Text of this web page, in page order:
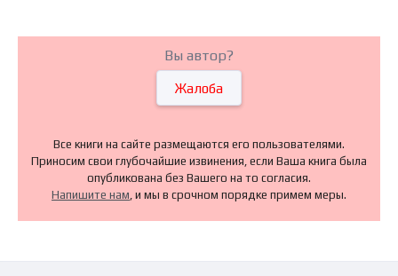
Вы автор?
Жалоба
Все книги на сайте размещаются его пользователями.
Приносим свои глубочайшие извинения, если Ваша книга была
опубликована без Вашего на то согласия.
Напишите нам, и мы в срочном порядке примем меры.